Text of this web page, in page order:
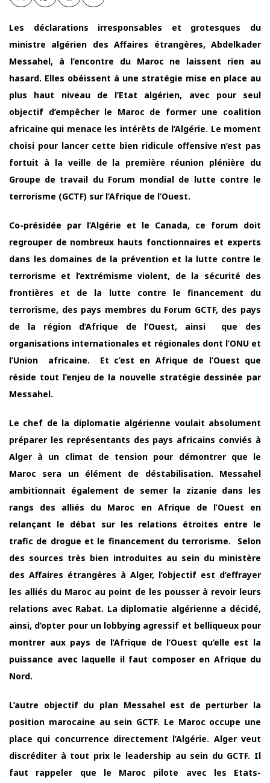
Les déclarations irresponsables et grotesques du
ministre algérien des Affaires étrangères, Abdelkader
Messahel, à l’encontre du Maroc ne laissent rien au
hasard. Elles obéissent à une stratégie mise en place au
plus haut niveau de l’Etat algérien, avec pour seul
objectif d’empêcher le Maroc de former une coalition
africaine qui menace les intérêts de l’Algérie. Le moment
choisi pour lancer cette bien ridicule offensive n’est pas
fortuit à la veille de la première réunion plénière du
Groupe de travail du Forum mondial de lutte contre le
terrorisme (GCTF) sur l’Afrique de l’Ouest.
Co-présidée par l’Algérie et le Canada, ce forum doit
regrouper de nombreux hauts fonctionnaires et experts
dans les domaines de la prévention et la lutte contre le
terrorisme et l’extrémisme violent, de la sécurité des
frontières et de la lutte contre le financement du
terrorisme, des pays membres du Forum GCTF, des pays
de la région d’Afrique de l’Ouest, ainsi que des
organisations internationales et régionales dont l’ONU et
l’Union africaine. Et c’est en Afrique de l’Ouest que
réside tout l’enjeu de la nouvelle stratégie dessinée par
Messahel.
Le chef de la diplomatie algérienne voulait absolument
préparer les représentants des pays africains conviés à
Alger à un climat de tension pour démontrer que le
Maroc sera un élément de déstabilisation. Messahel
ambitionnait également de semer la zizanie dans les
rangs des alliés du Maroc en Afrique de l’Ouest en
relançant le débat sur les relations étroites entre le
trafic de drogue et le financement du terrorisme. Selon
des sources très bien introduites au sein du ministère
des Affaires étrangères à Alger, l’objectif est d’effrayer
les alliés du Maroc au point de les pousser à revoir leurs
relations avec Rabat. La diplomatie algérienne a décidé,
ainsi, d’opter pour un lobbying agressif et belliqueux pour
montrer aux pays de l’Afrique de l’Ouest qu’elle est la
puissance avec laquelle il faut composer en Afrique du
Nord.
L’autre objectif du plan Messahel est de perturber la
position marocaine au sein GCTF. Le Maroc occupe une
place qui concurrence directement l’Algérie. Alger veut
discréditer à tout prix le leadership au sein du GCTF. Il
faut rappeler que le Maroc pilote avec les Etats-